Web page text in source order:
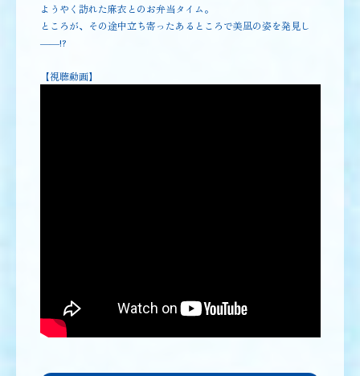
ようやく訪れた麻衣とのお弁当タイム。
ところが、その途中立ち寄ったあるところで美凪の姿を発見し
――!?
【視聴動画】